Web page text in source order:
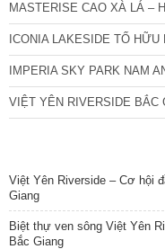
MASTERISE CAO XÀ LÁ –
ICONIA LAKESIDE TỐ HỮU
IMPERIA SKY PARK NAM
VIỆT YÊN RIVERSIDE BẮC
Việt Yên Riverside – Cơ hội
Giang
Biệt thự ven sông Việt Yên
Bắc Giang